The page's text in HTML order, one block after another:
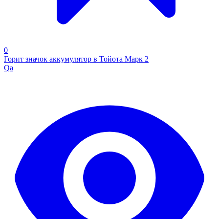
0
Горит значок аккумулятор в Тойота Марк 2
Qa